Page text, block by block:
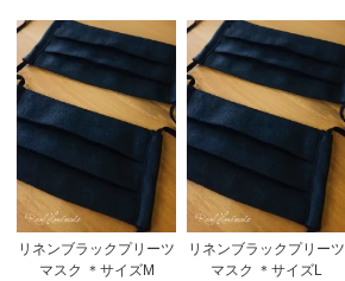
リネンブラックプリーツ
マスク ＊サイズM
リネンブラックプリーツ
マスク ＊サイズL